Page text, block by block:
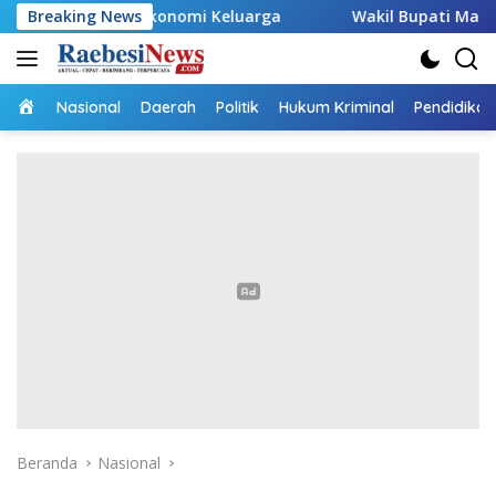
Langsung
ke
konten
Breaking News
Keluarga Wakil Bupati Malaka HMS Tinjau
Home
Nasional Daerah Politik Hukum Kriminal Pendidikan
Beranda Nasional